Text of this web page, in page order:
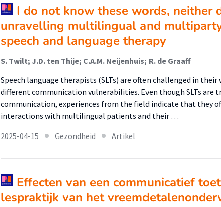
I do not know these words, neither
unravelling multilingual and
speech and language therapy
S. Twilt; J.D. ten Thije; C.A.M. Neijenhuis; R. de Graaff
Speech language therapists (SLTs) are often challenged in
different communication vulnerabilities. Even though SLTs are
communication, experiences from the field indicate that they
interactions with multilingual patients and their …
2025-04-15
Gezondheid Artikel
Effecten van een communicatief
lespraktijk van het